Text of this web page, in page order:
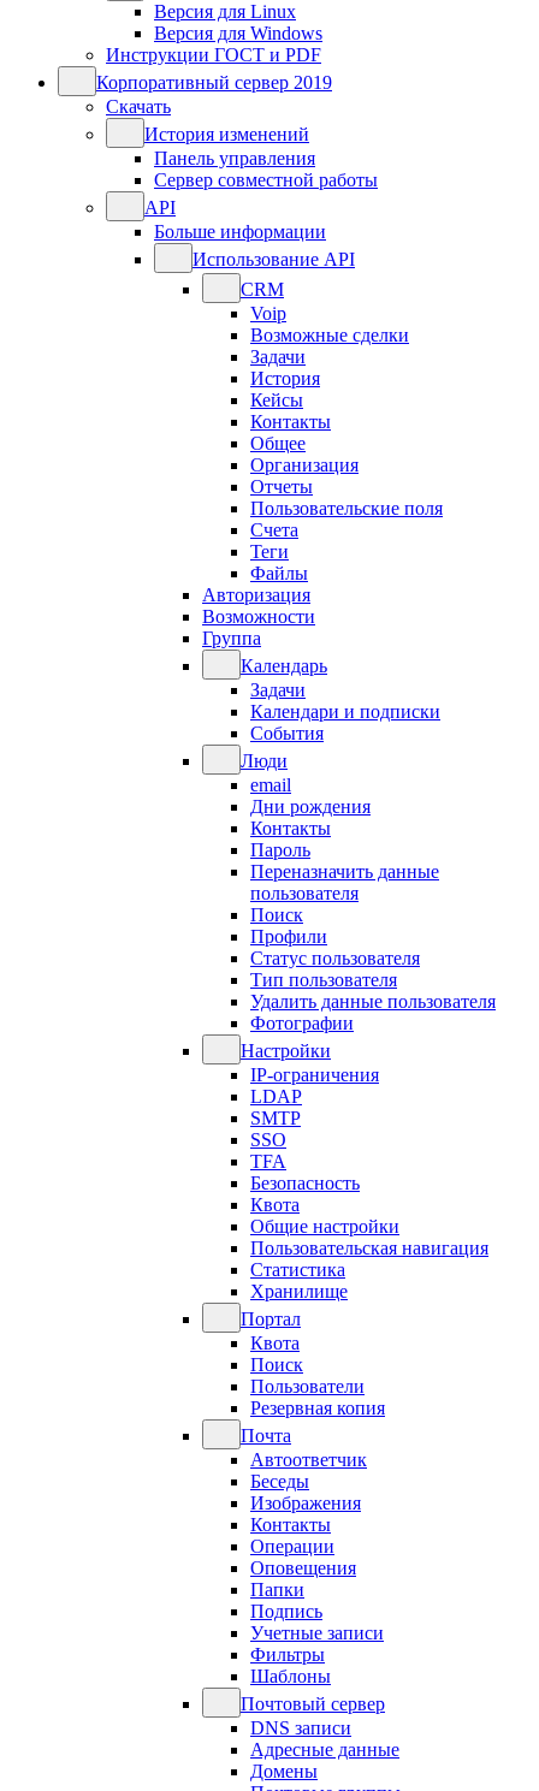
Версия для Linux
Версия для Windows
Инструкции ГОСТ и PDF
Корпоративный сервер 2019
Скачать
История изменений
Панель управления
Сервер совместной работы
API
Больше информации
Использование API
CRM
Voip
Возможные сделки
Задачи
История
Кейсы
Контакты
Общее
Организация
Отчеты
Пользовательские поля
Счета
Теги
Файлы
Авторизация
Возможности
Группа
Календарь
Задачи
Календари и подписки
События
Люди
email
Дни рождения
Контакты
Пароль
Переназначить данные
пользователя
Поиск
Профили
Статус пользователя
Тип пользователя
Удалить данные пользователя
Фотографии
Настройки
IP-ограничения
LDAP
SMTP
SSO
TFA
Безопасность
Квота
Общие настройки
Пользовательская навигация
Статистика
Хранилище
Портал
Квота
Поиск
Пользователи
Резервная копия
Почта
Автоответчик
Беседы
Изображения
Контакты
Операции
Оповещения
Папки
Подпись
Учетные записи
Фильтры
Шаблоны
Почтовый сервер
DNS записи
Адресные данные
Домены